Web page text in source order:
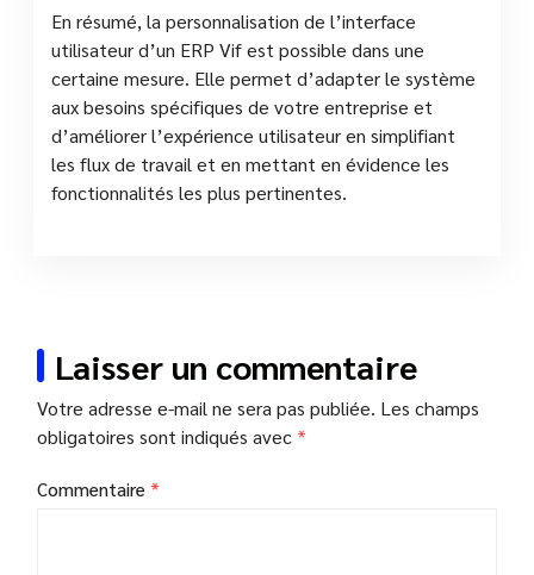
En résumé, la personnalisation de l’interface
utilisateur d’un ERP Vif est possible dans une
certaine mesure. Elle permet d’adapter le système
aux besoins spécifiques de votre entreprise et
d’améliorer l’expérience utilisateur en simplifiant
les flux de travail et en mettant en évidence les
fonctionnalités les plus pertinentes.
Laisser un commentaire
Votre adresse e-mail ne sera pas publiée. Les champs
obligatoires sont indiqués avec *
Commentaire *